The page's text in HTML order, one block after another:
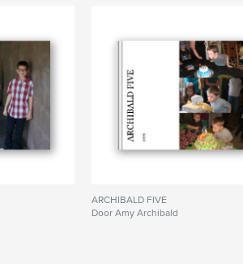
ARCHIBALD FIVE
Door Amy Archibald